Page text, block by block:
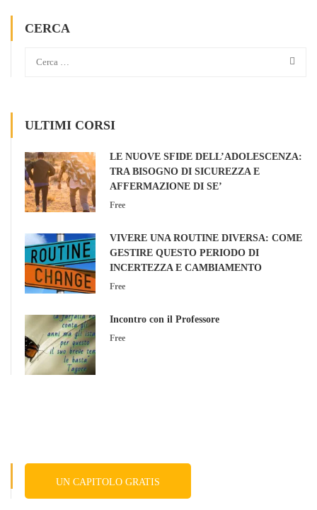
CERCA
ULTIMI CORSI
LE NUOVE SFIDE DELL’ADOLESCENZA:
TRA BISOGNO DI SICUREZZA E
AFFERMAZIONE DI SE’
Free
VIVERE UNA ROUTINE DIVERSA: COME
GESTIRE QUESTO PERIODO DI
INCERTEZZA E CAMBIAMENTO
Free
Incontro con il Professore
Free
UN CAPITOLO GRATIS